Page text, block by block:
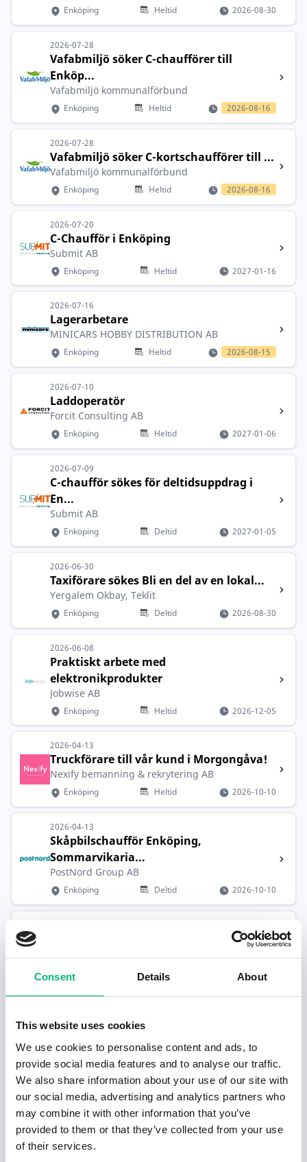
Consent Details About
This website uses cookies
We use cookies to personalise content and ads, to
provide social media features and to analyse our traffic.
We also share information about your use of our site with
our social media, advertising and analytics partners who
may combine it with other information that you’ve
provided to them or that they’ve collected from your use
of their services.
Enköping Heltid 2026-08-30
2026-07-28
Vafabmiljö söker C-chaufförer till
Enköp...
Vafabmiljö kommunalförbund
Enköping Heltid 2026-08-16
2026-07-28
Vafabmiljö söker C-kortschaufförer till ...
Vafabmiljö kommunalförbund
Enköping Heltid 2026-08-16
2026-07-20
C-Chaufför i Enköping
Submit AB
Enköping Heltid 2027-01-16
2026-07-16
Lagerarbetare
MINICARS HOBBY DISTRIBUTION AB
Enköping Heltid 2026-08-15
2026-07-10
Laddoperatör
Forcit Consulting AB
Enköping Heltid 2027-01-06
2026-07-09
C-chaufför sökes för deltidsuppdrag i
En...
Submit AB
Enköping Deltid 2027-01-05
2026-06-30
Taxiförare sökes Bli en del av en lokal...
Yergalem Okbay, Teklit
Enköping Deltid 2026-08-30
2026-06-08
Praktiskt arbete med
elektronikprodukter
Jobwise AB
Enköping Heltid 2026-12-05
2026-04-13
Truckförare till vår kund i Morgongåva!
Nexify bemanning & rekrytering AB
Enköping Heltid 2026-10-10
2026-04-13
Skåpbilschaufför Enköping,
Sommarvikaria...
PostNord Group AB
Enköping Deltid 2026-10-10
Nu söker vi dig som vill jobba i lagermi...
Enköping Heltid 2026-09-09
Lagerarbetare till fryslager i Enköping
Enköping Heltid 2026-08-31
Redo för nästa steg i karriären?
Hjälp mig hitta jobb